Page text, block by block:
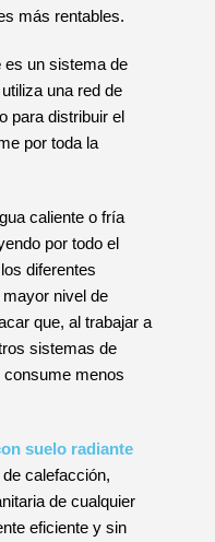
más rentables.
es un sistema de
una red de
para distribuir el
por toda la
caliente o fría
por todo el
diferentes
nivel de
que, al trabajar a
sistemas de
menos
suelo radiante
calefacción,
de cualquier
eficiente y sin